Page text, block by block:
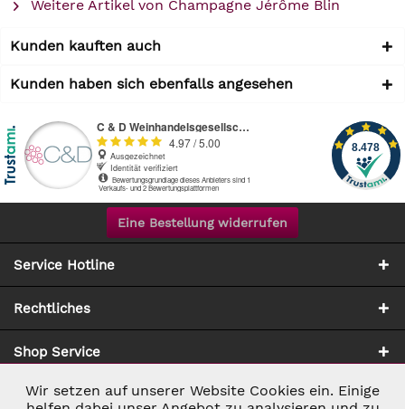
Weitere Artikel von Champagne Jérôme Blin
Kunden kauften auch
Kunden haben sich ebenfalls angesehen
Eine Bestellung widerrufen
Service Hotline
Rechtliches
Shop Service
Zahlung & Versand
Notwendig Aktiv
Wir setzen auf unserer Website Cookies ein. Einige